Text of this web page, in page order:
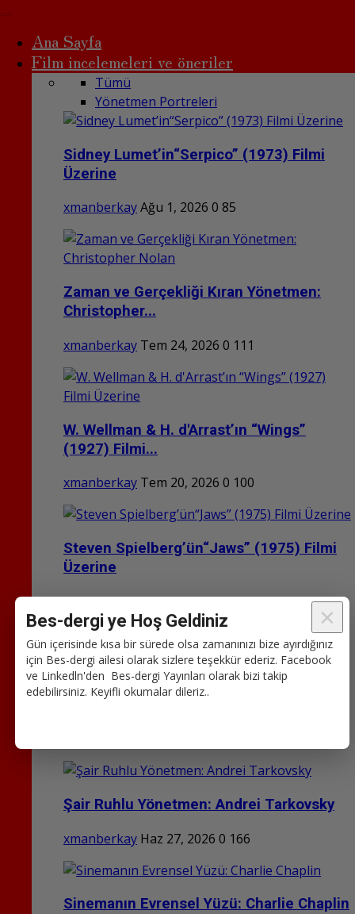
Ana Sayfa
Film incelemeleri ve öneriler
Tümü
Yönetmen Portreleri
Sidney Lumet’in“Serpico” (1973) Filmi
Üzerine
xmanberkayAğu 1, 2026 0 85
Zaman ve Gerçekliği Kıran Yönetmen:
Christopher...
xmanberkay Tem 24, 2026 0 111
W. Wellman & H. d'Arrast’ın “Wings”
(1927) Filmi...
xmanberkay Tem 20, 2026 0 100
Steven Spielberg’ün“Jaws” (1975) Filmi
Üzerine
xmanberkayTem 18, 20260162
Zaman ve Gerçekliği Kıran Yönetmen:
Christopher...
Şair Ruhlu Yönetmen: Andrei Tarkovsky
xmanberkay Haz 27, 2026 0 166
Sinemanın Evrensel Yüzü: Charlie Chaplin
×
Bes-dergi ye Hoş Geldiniz
Gün içerisinde kısa bir sürede olsa zamanınızı bize ayırdığınız
için Bes-dergi ailesi olarak sizlere teşekkür ederiz. Facebook
ve Linkedln'den Bes-dergi Yayınları olarak bizi takip
edebilirsiniz. Keyifli okumalar dileriz..